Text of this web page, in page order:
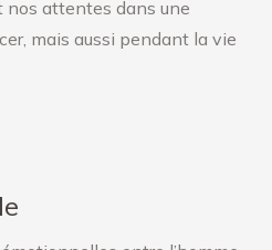
nos attentes dans une
mais aussi pendant la vie